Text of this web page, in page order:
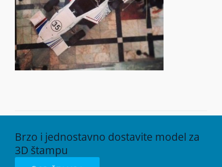
Brzo i jednostavno dostavite model za
3D štampu